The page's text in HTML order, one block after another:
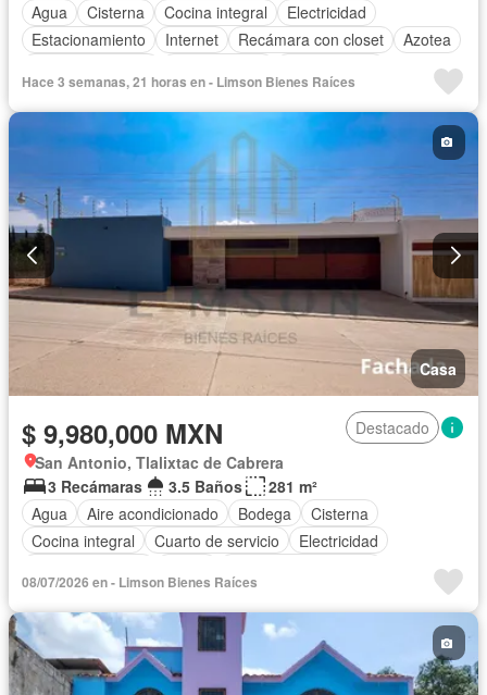
Agua
Cisterna Cocina integral
Electricidad
Estacionamiento
Internet Recámara con closet
Azotea
Hace 3 semanas, 21 horas en - Limson Bienes Raíces
Casa
$ 9,980,000 MXN
Destacado
San Antonio, Tlalixtac de Cabrera
3 Recámaras
3.5 Baños
281 m²
Agua
Aire acondicionado Bodega
Cisterna
Cocina integral
Cuarto de servicio
Electricidad
08/07/2026 en - Limson Bienes Raíces